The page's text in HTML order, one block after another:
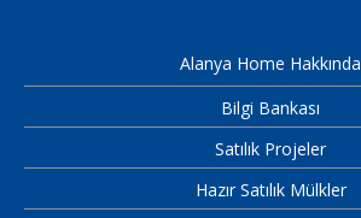
Alanya Home Hakkında
Bilgi Bankası
Satılık Projeler
Hazır Satılık Mülkler